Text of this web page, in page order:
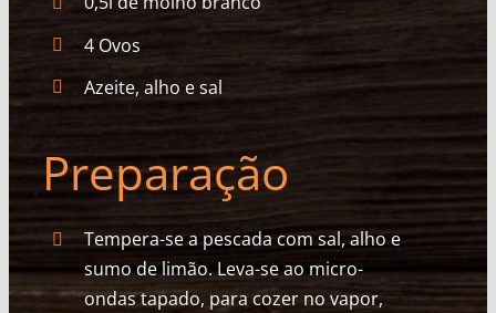
4 Ovos
Azeite, alho e sal
Preparação
Tempera-se a pescada com sal, alho e
sumo de limão. Leva-se ao micro-
ondas tapado, para cozer no vapor,